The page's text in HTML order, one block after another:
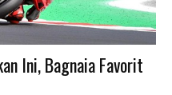
Ini, Bagnaia Favorit